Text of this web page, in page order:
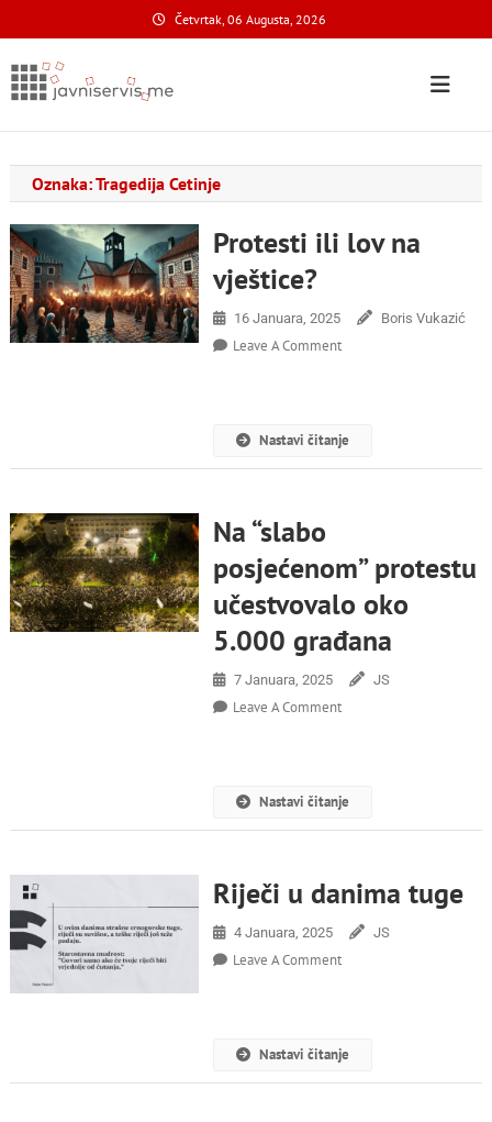
to
content
Četvrtak, 06 Augusta, 2026
Javni Servis
Oznaka:Tragedija Cetinje
Protesti ili lov na
vještice?
16 Januara, 2025 Boris Vukazić
Leave A CommentOn
Na
Vještice?
Nastavi čitanje
Na “slabo
posjećenom” protestu
učestvovalo oko
5.000 građana
7 Januara, 2025 JS
Leave A CommentOn
Protestu
Učestvovalo
Oko
Građana
Nastavi čitanje
Riječi u danima tuge
4 Januara, 2025 JS
Leave A CommentOn
Tuge
Nastavi čitanje